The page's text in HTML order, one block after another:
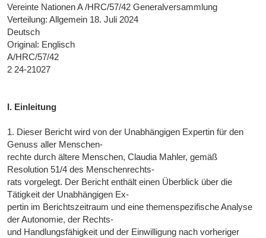
Vereinte Nationen A /HRC/57/42 Generalversammlung
Verteilung: Allgemein 18. Juli 2024
Deutsch
Original: Englisch
A/HRC/57/42
2 24-21027
I. Einleitung
1. Dieser Bericht wird von der Unabhängigen Expertin für den
Genuss aller Menschen-
rechte durch ältere Menschen, Claudia Mahler, gemäß
Resolution 51/4 des Menschenrechts-
rats vorgelegt. Der Bericht enthält einen Überblick über die
Tätigkeit der Unabhängigen Ex-
pertin im Berichtszeitraum und eine themenspezifische Analyse
der Autonomie, der Rechts-
und Handlungsfähigkeit und der Einwilligung nach vorheriger